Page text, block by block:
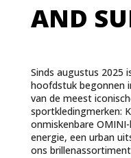
AND
Sinds augustus 2025
hoofdstuk begonnen
van de meest
sportkledingmerken:
onmiskenbare
energie, een urban
ons